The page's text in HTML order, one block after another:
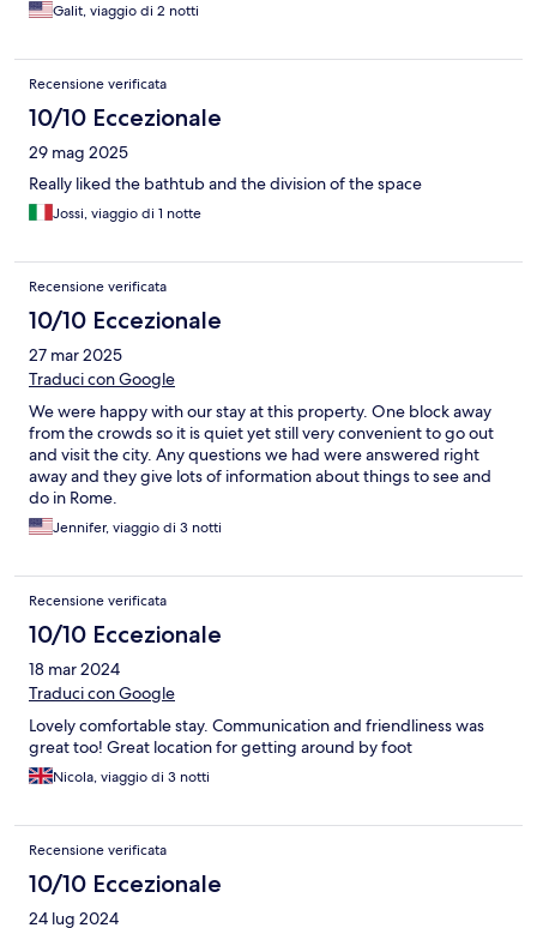
Galit, viaggio di 2 notti
Recensione verificata
10/10 Eccezionale
29 mag 2025
Really liked the bathtub and the division of the space
Jossi, viaggio di 1 notte
Recensione verificata
10/10 Eccezionale
27 mar 2025
Traduci con Google
We were happy with our stay at this property. One block away
from the crowds so it is quiet yet still very convenient to go out
and visit the city. Any questions we had were answered right
away and they give lots of information about things to see and
do in Rome.
Jennifer, viaggio di 3 notti
Recensione verificata
10/10 Eccezionale
18 mar 2024
Traduci con Google
Lovely comfortable stay. Communication and friendliness was
great too! Great location for getting around by foot
Nicola, viaggio di 3 notti
Recensione verificata
10/10 Eccezionale
24 lug 2024